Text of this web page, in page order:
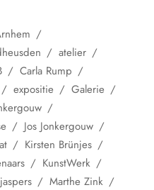
atelier
Carla Rump
expositie
Galerie
Jos Jonkergouw
Kirsten Brünjes
KunstWerk
Marthe Zink